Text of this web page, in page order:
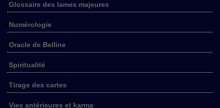
Glossaire des lames majeures
Numérologie
Oracle de Belline
Spiritualité
Tirage des cartes
Vies antérieures et karma